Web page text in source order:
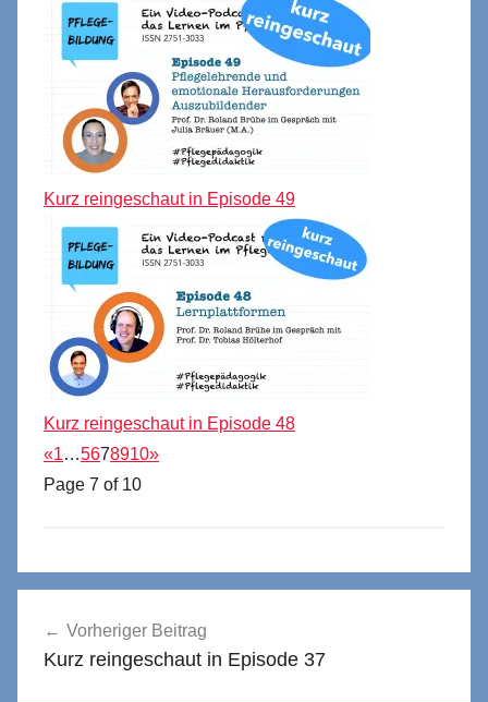
Kurz reingeschaut in Episode 49
Kurz reingeschaut in Episode 48
«1…5678910»
Page 7 of 10
Vorheriger Beitrag
Kurz reingeschaut in Episode 37